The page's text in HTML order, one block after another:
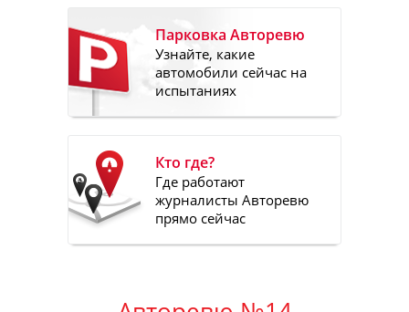
Парковка Авторевю
Узнайте, какие
автомобили сейчас на
испытаниях
Кто где?
Где работают
журналисты Авторевю
прямо сейчас